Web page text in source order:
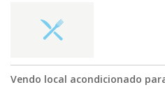
Vendo local acondicionado